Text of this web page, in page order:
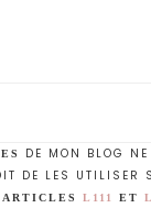
DE MON BLOG
DE LES UTILISER
ARTICLES L111 ET